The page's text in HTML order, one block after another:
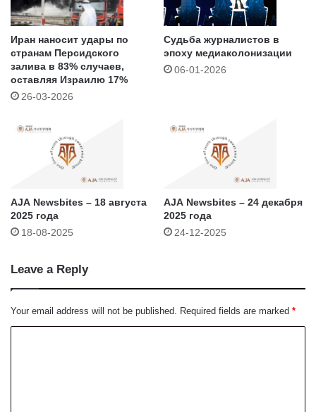
Иран наносит удары по
странам Персидского
залива в 83% случаев,
оставляя Израилю 17%
26-03-2026
Судьба журналистов в
эпоху медиаколонизации
06-01-2026
AJA Newsbites – 18 августа
2025 года
18-08-2025
AJA Newsbites – 24 декабря
2025 года
24-12-2025
Leave a Reply
Your email address will not be published. Required fields are marked *